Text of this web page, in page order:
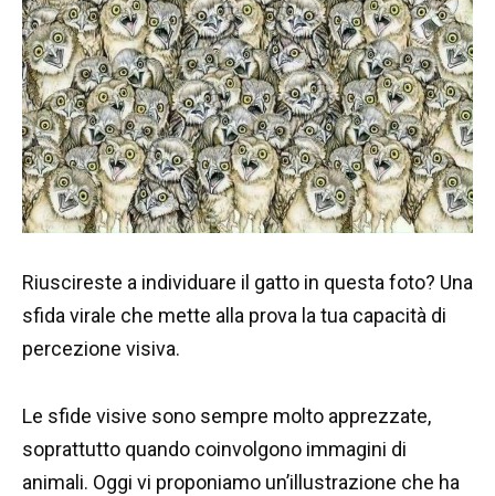
Riuscireste a individuare il gatto in questa foto? Una
sfida virale che mette alla prova la tua capacità di
percezione visiva.
Le sfide visive sono sempre molto apprezzate,
soprattutto quando coinvolgono immagini di
animali. Oggi vi proponiamo un’illustrazione che ha